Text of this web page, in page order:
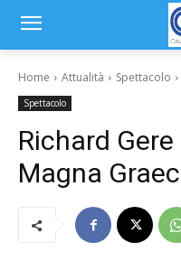
Home Attualità Spettacolo
Spettacolo
Richard
Magna